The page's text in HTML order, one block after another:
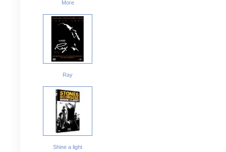
More
Ray
Shine a light